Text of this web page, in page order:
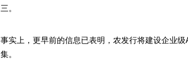
三。
事实上，更早前的信息已表明，农发行将建设企业
集。